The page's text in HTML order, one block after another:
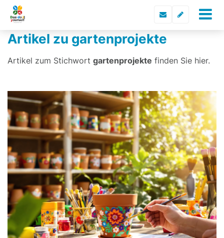
Artikel zu gartenprojekte
Artikel zum Stichwort gartenprojekte finden Sie hier.